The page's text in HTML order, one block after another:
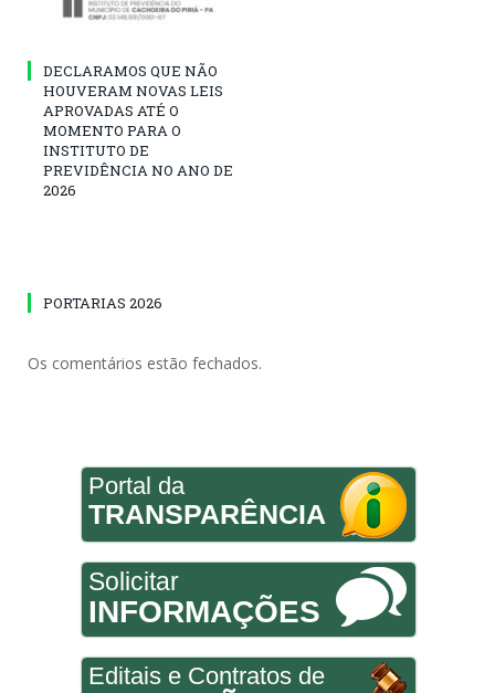
DECLARAMOS QUE NÃO
HOUVERAM NOVAS LEIS
APROVADAS ATÉ O
MOMENTO PARA O
INSTITUTO DE
PREVIDÊNCIA NO ANO DE
2026
PORTARIAS 2026
Os comentários estão fechados.
Portal da
TRANSPARÊNCIA
Solicitar
INFORMAÇÕES
Editais e Contratos de